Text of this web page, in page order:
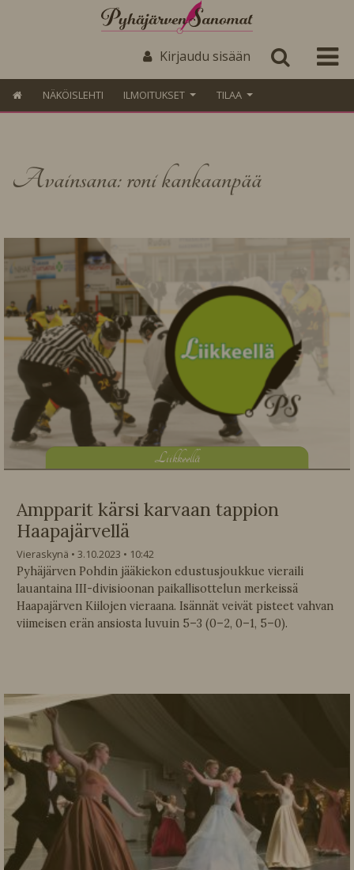
Kirjaudu sisään
NÄKÖISLEHTI ILMOITUKSET TILAA
Avainsana: roni kankaanpää
Liikkeellä
Ampparit kärsi karvaan tappion
Haapajärvellä
Vieraskynä 3.10.2023
10:42
Pyhäjärven Pohdin jääkiekon edustusjoukkue vieraili
lauantaina III-divisioonan paikallisottelun merkeissä
Haapajärven Kiilojen vieraana. Isännät veivät pisteet vahvan
viimeisen erän ansiosta luvuin 5–3 (0–2, 0–1, 5–0).